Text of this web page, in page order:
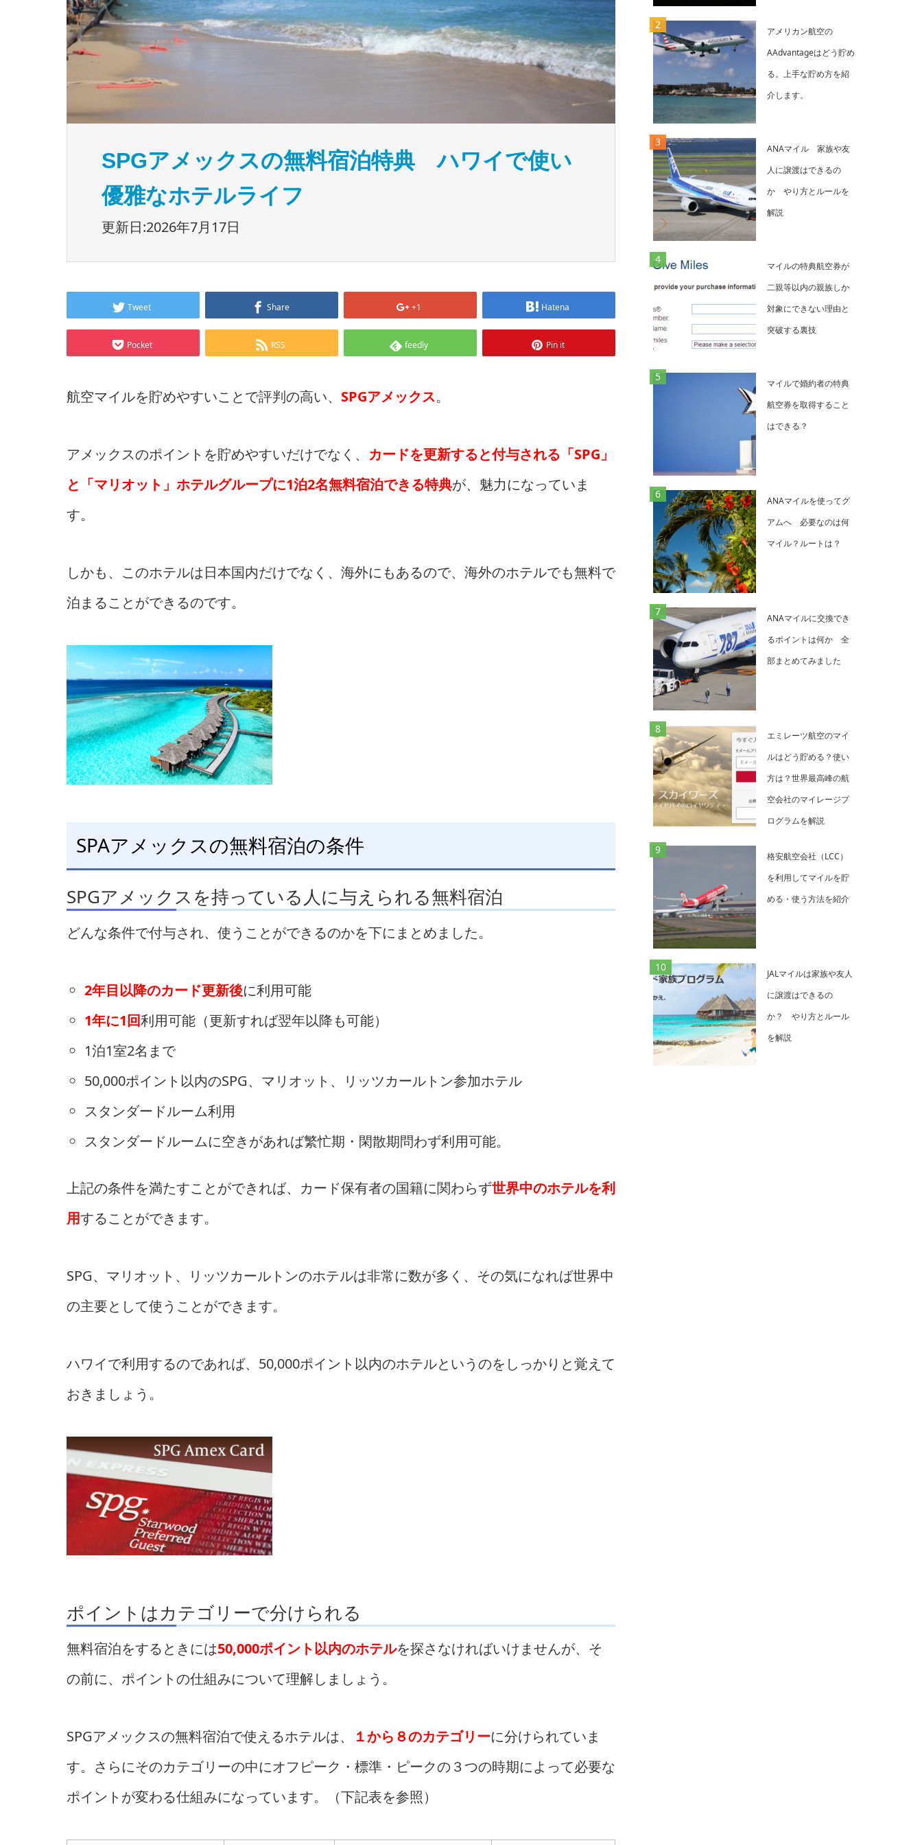
SPGアメックスの無料宿泊特典 ハワイで使い
優雅なホテルライフ
更新日:2026年7月17日
Tweet Share +1 Hatena
Pocket RSS feedly Pin it
航空マイルを貯めやすいことで評判の高い、 SPGアメックス。
アメックスのポイントを貯めやすいだけでなく、 カードを更新すると付与される「SPG」
と「マリオット」ホテルグループに1泊2名無料宿泊できる特典が、魅力になっていま
す。
しかも、このホテルは日本国内だけでなく、海外にもあるので、海外のホテルでも無料で
泊まることができるのです。
SPAアメックスの無料宿泊の条件
SPGアメックスを持っている人に与えられる無料宿泊
どんな条件で付与され、使うことができるのかを下にまとめました。
2年目以降のカード更新後に利用可能
1年に1回利用可能（更新すれば翌年以降も可能）
1泊1室2名まで
50,000ポイント以内のSPG、マリオット、リッツカールトン参加ホテル
スタンダードルーム利用
スタンダードルームに空きがあれば繁忙期・閑散期問わず利用可能。
上記の条件を満たすことができれば、カード保有者の国籍に関わらず世界中のホテルを利
用することができます。
SPG、マリオット、リッツカールトンのホテルは非常に数が多く、その気になれば世界中
の主要として使うことができます。
ハワイで利用するのであれば、50,000ポイント以内のホテルというのをしっかりと覚えて
おきましょう。
ポイントはカテゴリーで分けられる
無料宿泊をするときには50,000ポイント以内のホテルを探さなければいけませんが、そ
の前に、ポイントの仕組みについて理解しましょう。
SPGアメックスの無料宿泊で使えるホテルは、 １から８のカテゴリーに分けられていま
す。さらにそのカテゴリーの中にオフピーク・標準・ピークの３つの時期によって必要な
ポイントが変わる仕組みになっています。（下記表を参照）
アメリカン航空の
AAdvantageはどう貯め
る。上手な貯め方を紹
介します。
ANAマイル 家族や友
人に譲渡はできるの
か やり方とルールを
解説
マイルの特典航空券が
二親等以内の親族しか
対象にできない理由と
突破する裏技
マイルで婚約者の特典
航空券を取得すること
はできる？
ANAマイルを使ってグ
アムへ 必要なのは何
マイル？ルートは？
ANAマイルに交換でき
るポイントは何か 全
部まとめてみました
エミレーツ航空のマイ
ルはどう貯める？使い
方は？世界最高峰の航
空会社のマイレージプ
ログラムを解説
格安航空会社（LCC）
を利用してマイルを貯
める・使う方法を紹介
JALマイルは家族や友人
に譲渡はできるの
か？ やり方とルール
を解説